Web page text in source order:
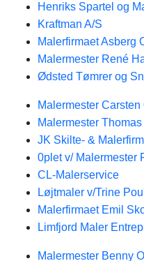
Henriks Spartel og
Kraftman A/S
Malerfirmaet Asberg
Malermester René
Ødsted Tømrer og
Malermester Carsten
Malermester
JK Skilte- &
0plet v/ Malermester
CL-Malerservice
Løjtmaler v/Trine
Malerfirmaet Emil
Limfjord Maler
Malermester Benny